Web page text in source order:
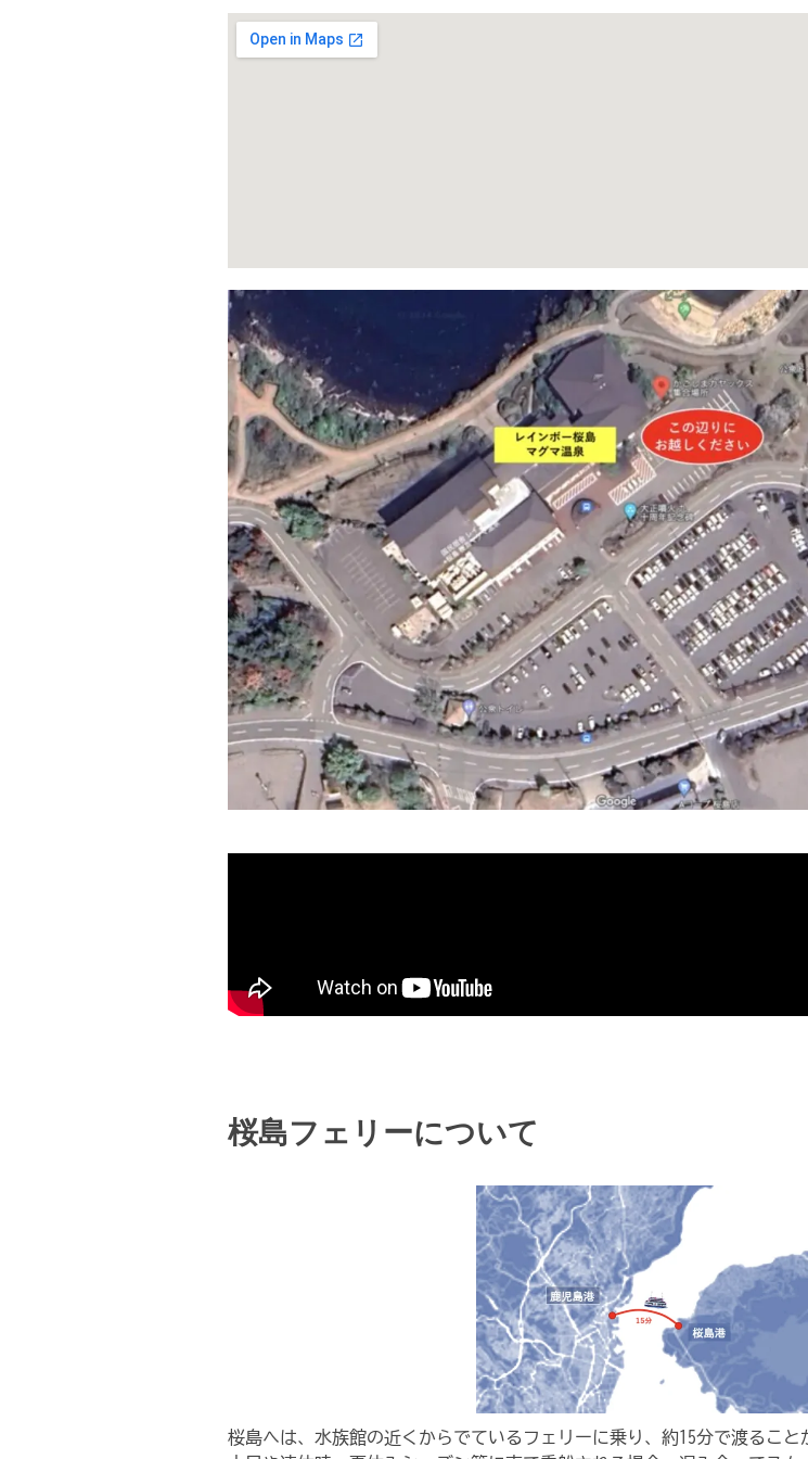
桜島フェリーについて
桜島へは、水族館の近くからでているフェリーに乗り、約15分で渡ること